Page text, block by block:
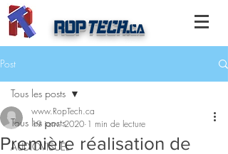
ROPTECH. ca
Post
Tous les posts
AUDIOVISUEL
Tous les posts
Première réalisation de
www.RopTech.ca
19 janv. 2020 1 min de lecture